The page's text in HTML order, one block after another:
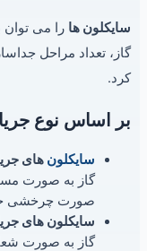
سایکلون ها را می
گاز، تعداد مراحل
کرد.
بر اساس نوع
سایکلون های
گاز به صورت
صورت چرخشی
سایکلون های
گاز به صورت